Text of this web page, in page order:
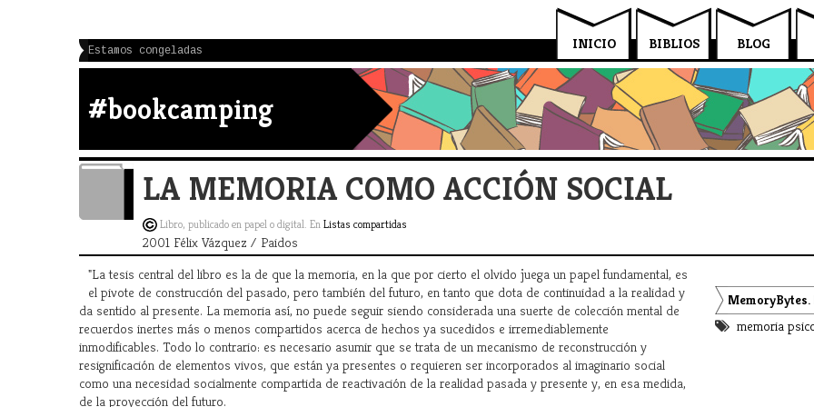
BLOG
BIBLIOS
INICIO
Estamos congeladas
#bookcamping
LA MEMORIA COMO ACCIÓN SOCIAL
Libro, publicado en papel o digital. EnListas compartidas
2001 Félix Vázquez / Paidos
"La tesis central del libro es la de que la memoria, en la que por cierto el olvido juega un papel fundamental, es
el pivote de construcción del pasado, pero también del futuro, en tanto que dota de continuidad a la realidad y
da sentido al presente. La memoria así, no puede seguir siendo considerada una suerte de colección mental de
recuerdos inertes más o menos compartidos acerca de hechos ya sucedidos e irremediablemente
inmodificables. Todo lo contrario: es necesario asumir que se trata de un mecanismo de reconstrucción y
resignificación de elementos vivos, que están ya presentes o requieren ser incorporados al imaginario social
como una necesidad socialmente compartida de reactivación de la realidad pasada y presente y, en esa medida,
de la proyección del futuro.
domésticas,
memoria